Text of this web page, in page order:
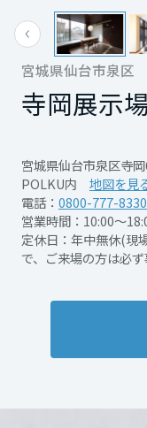
インテリア
住まいづくりガイド
買う
分譲住宅（建売・土
中古住宅検索
スムストック検索
分譲マンション検索
[MISAWA RELAY]
住まいの売却
土地活用実例
法人のお客さま
企業不動産活用（
社宅建築
医療・介護・子育
これから土
土地活用の基礎から長
に役立つ多彩な情報を
リフォームメニュー
リフォーム事例
事業用
事業用リノベーシ
ホテル・旅館リフォ
リフォーム営業所
これか
ームの具体策とアイデア
再開発・官民連携
分譲マンション開発
収益不動産・投資開
建築再生事業
事業用売買
住まいるりんぐ（
保証制度
ミサワリフォーム
ご相談窓口
ミサワホームオーナーさ
業・IR情報
企業・IR
ニュース
MISAWAについて
ミサワホームグルー
IR情報
展示場・イベ
住まいのご相談
宮城県仙台市泉区
寺岡展示
宮城県仙台市泉区寺
POLKU内
地図を見
電話： 0800-777-8330
営業時間：10:00～
定休日：年中無休(現
で、ご来場の方は必
岩手県
宮城県
山形県
い。